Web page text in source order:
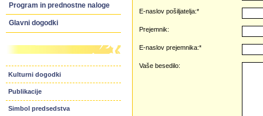
Program in prednostne naloge
Glavni dogodki
Kulturni dogodki
Publikacije
Simbol predsedstva
E-naslov pošiljatelja:*
Prejemnik:
E-naslov prejemnika:*
Vaše besedilo: